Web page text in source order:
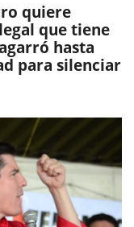
quiere
que tiene
hasta
para silenciar